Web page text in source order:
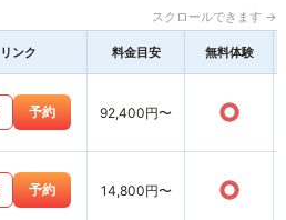
スクロールできます →
リンク 料金目安 無料体験
予約 92,400円〜 ○
予約 14,800円〜 ○